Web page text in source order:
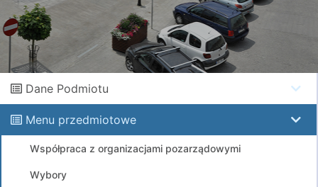
Dane Podmiotu
Menu przedmiotowe
Współpraca z organizacjami pozarządowymi
Wybory